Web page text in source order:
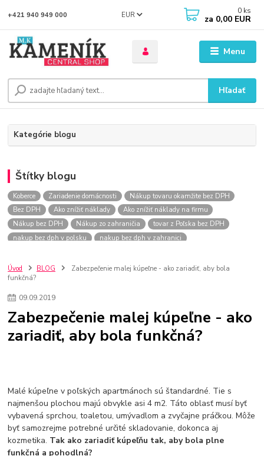
Menu
EUR
Hľadať
+421 940 949 000 0 ks
za 0,00 EUR
Kategórie blogu
Štítky blogu
Koberce Zariadenie domácnosti
Nákup tovaru okamžite bez DPH
Bez DPH
Ako znížiť náklady
Ako znížiť náklady na firmu
Nákup bez DPH
Nákup zo zahraničia
tovar z Poľska bez DPH
nakup bez dph v polsku
nakup bez dph v zahranici
nakupovanie na firmu bez dph
szco nakup bez dph
doplnky
doplnky do domácnosti
zlaté doplnky
Drez so zásuvko
Drezy Kuchynské drezy
Plyšové koberce
Kúpeľnové koberce
Behúne pvc linoleu
kúpelnové podložky
Provence
Usporiadanie obývacej izby Nábytok Boxy a obedáre
Úvod BLOG
Zabezpečenie malej kúpeľne - ako zariadiť, aby bola
funkčná?
09.09.2019
Zabezpečenie malej kúpeľne - ako
zariadiť, aby bola funkčná?
Malé kúpeľne v poľských apartmánoch sú štandardné. Tie s
najmenšou plochou majú obvykle asi 4 m2. Táto oblasť musí byť
vybavená sprchou, toaletou, umývadlom a zvyčajne práčkou. Môže
byť samozrejme potrebné určité skladovanie, dokonca aj
kozmetika. Tak ako zariadiť kúpeľňu tak, aby bola plne
funkčná a pohodlná?